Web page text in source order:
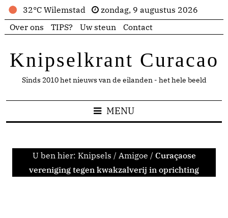
32°C Wilemstad
zondag, 9 augustus 2026
Over ons
TIPS? Uw steun Contact
Knipselkrant Curacao
Sinds 2010 het nieuws van de eilanden - het hele beeld
MENU
U ben hier: Knipsels / Amigoe / Curaçaose
vereniging tegen kwakzalverij in oprichting